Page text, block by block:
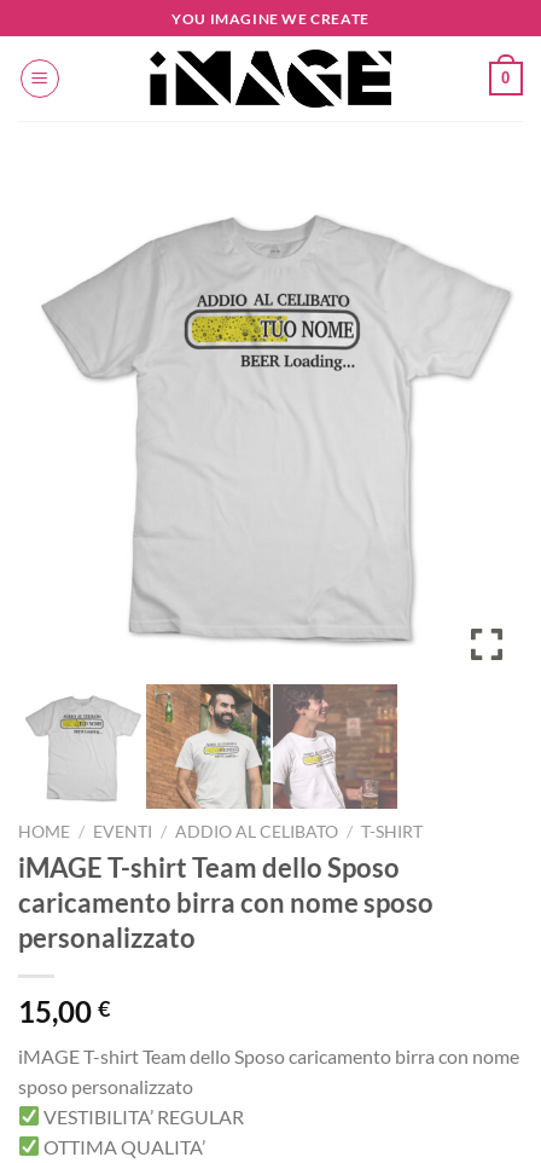
ai
contenuti
YOU IMAGINE WE CREATE
0
HOME / EVENTI / ADDIO AL CELIBATO / T-SHIRT
iMAGE T-shirt Team dello Sposo
caricamento birra con nome sposo
personalizzato
15,00 €
iMAGE T-shirt Team dello Sposo caricamento birra con nome
sposo personalizzato
VESTIBILITA’ REGULAR
OTTIMA QUALITA’